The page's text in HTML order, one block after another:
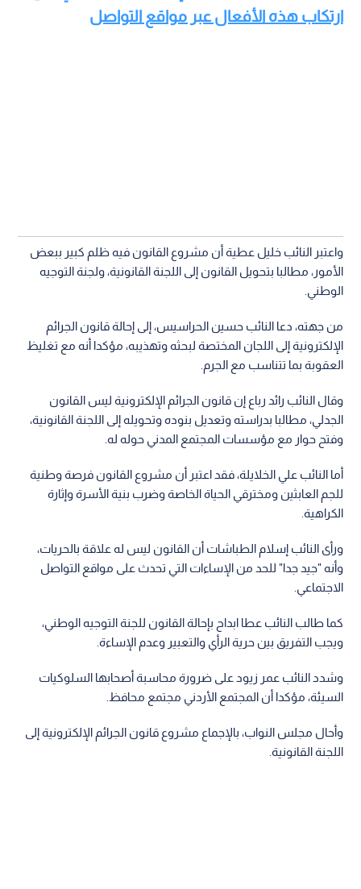
ارتكاب هذه الأفعال عبر مواقع التواصل
واعتبر النائب خليل عطية أن مشروع القانون فيه ظلم كبير ببعض
الأمور، مطالبا بتحويل القانون إلى اللجنة القانونية، ولجنة التوجيه
الوطني.
من جهته، دعا النائب حسين الحراسيس، إلى إحالة قانون الجرائم
الإلكترونية إلى اللجان المختصة لبحثه وتهذيبه، مؤكدا أنه مع تغليظ
العقوبة بما تتناسب مع الجرم.
وقال النائب رائد رباع إن قانون الجرائم الإلكترونية ليس القانون
الجدلي، مطالبا بدراسته وتعديل بنوده وتحويله إلى اللجنة القانونية،
وفتح حوار مع مؤسسات المجتمع المدني حوله له.
أما النائب علي الخلايلة، فقد اعتبر أن مشروع القانون فرصة وطنية
للجم العابثين ومخترقي الحياة الخاصة وضرب بنية الأسرة وإثارة
الكراهية.
ورأى النائب إسلام الطباشات أن القانون ليس له علاقة بالحريات،
وأنه "جيد جدا" للحد من الإساءات التي تحدث على مواقع التواصل
الاجتماعي.
كما طالب النائب عطا ابداح بإحالة القانون للجنة التوجيه الوطني،
ويجب التفريق بين حرية الرأي والتعبير وعدم الإساءة.
وشدد النائب عمر زيود على ضرورة محاسبة أصحابها السلوكيات
السيئة، مؤكدا أن المجتمع الأردني مجتمع محافظ.
وأحال مجلس النواب، بالإجماع مشروع قانون الجرائم الإلكترونية إلى
اللجنة القانونية.